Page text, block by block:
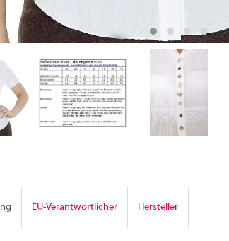
EU-Verantwortlicher Hersteller